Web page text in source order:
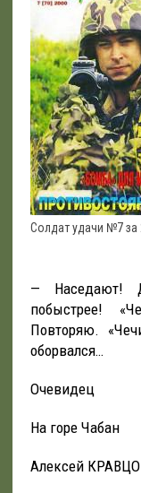
Солдат удачи №7 за
— Наседают!
побыстрее!
Повторяю.
оборвался…
Очевидец
На горе Чабан
Алексей